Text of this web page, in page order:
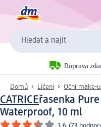
Hledat a najít
Doprava
Domů Líčení Oční make-
CATRICEřasenka
Waterproof, 10 ml
3.6 (73